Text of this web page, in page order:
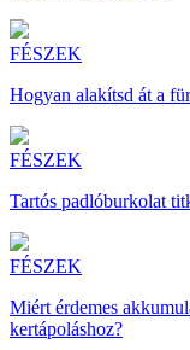
FÉSZEK
Hogyan alakítsd át a
FÉSZEK
Tartós padlóburkolat
FÉSZEK
Miért érdemes
kertápoláshoz?